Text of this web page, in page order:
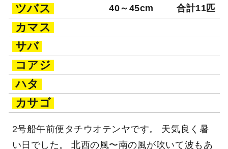
ツバス 40～45cm 合計11匹
カマス
サバ
コアジ
ハタ
カサゴ
2号船午前便タチウオテンヤです。 天気良く暑
い日でした。 北西の風〜南の風が吹いて波もあ